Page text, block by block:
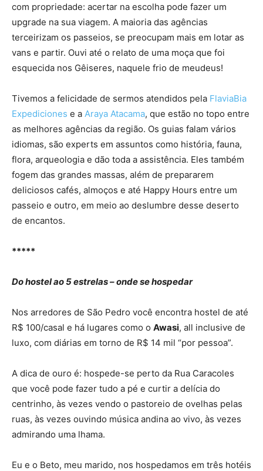
com propriedade: acertar na escolha pode fazer um
upgrade na sua viagem. A maioria das agências
terceirizam os passeios, se preocupam mais em lotar as
vans e partir. Ouvi até o relato de uma moça que foi
esquecida nos Gêiseres, naquele frio de meudeus!
Tivemos a felicidade de sermos atendidos pela FlaviaBia
Expediciones e a Araya Atacama, que estão no topo entre
as melhores agências da região. Os guias falam vários
idiomas, são experts em assuntos como história, fauna,
flora, arqueologia e dão toda a assistência. Eles também
fogem das grandes massas, além de prepararem
deliciosos cafés, almoços e até Happy Hours entre um
passeio e outro, em meio ao deslumbre desse deserto
de encantos.
*****
Do hostel ao 5 estrelas – onde se hospedar
Nos arredores de São Pedro você encontra hostel de até
R$ 100/casal e há lugares como o Awasi, all inclusive de
luxo, com diárias em torno de R$ 14 mil “por pessoa”.
A dica de ouro é: hospede-se perto da Rua Caracoles
que você pode fazer tudo a pé e curtir a delícia do
centrinho, às vezes vendo o pastoreio de ovelhas pelas
ruas, às vezes ouvindo música andina ao vivo, às vezes
admirando uma lhama.
Eu e o Beto, meu marido, nos hospedamos em três hotéis